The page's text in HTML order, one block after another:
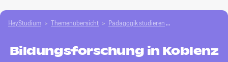
HeyStudium Themenübersicht Pädagogik studieren
Bildungsforschung in Koblenz